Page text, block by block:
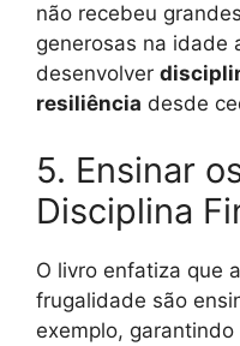
não recebeu
generosas na idade
desenvolver
resiliência desde
5. Ensinar
Disciplina
O livro enfatiza que a
frugalidade são
exemplo,